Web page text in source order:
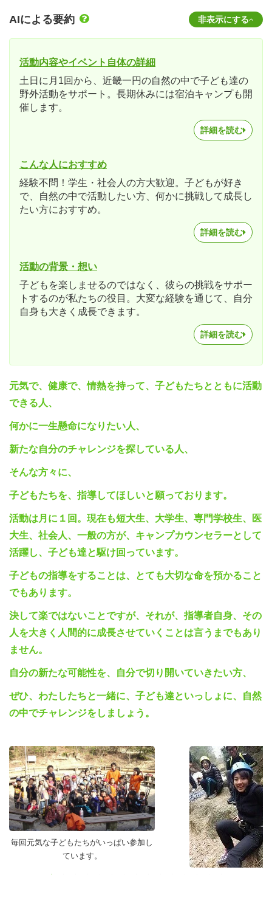
AIによる要約 非表示にする
活動内容やイベント自体の詳細
土日に月1回から、近畿一円の自然の中で子ども達の
野外活動をサポート。長期休みには宿泊キャンプも開
催します。
詳細を読む
こんな人におすすめ
経験不問！学生・社会人の方大歓迎。子どもが好き
で、自然の中で活動したい方、何かに挑戦して成長し
たい方におすすめ。
詳細を読む
活動の背景・想い
子どもを楽しませるのではなく、彼らの挑戦をサポー
トするのが私たちの役目。大変な経験を通じて、自分
自身も大きく成長できます。
詳細を読む
元気で、健康で、情熱を持って、子どもたちとともに活動
できる人、
何かに一生懸命になりたい人、
新たな自分のチャレンジを探している人、
そんな方々に、
子どもたちを、指導してほしいと願っております。
活動は月に１回。現在も短大生、大学生、専門学校生、医
大生、社会人、一般の方が、キャンプカウンセラーとして
活躍し、子ども達と駆け回っています。
子どもの指導をすることは、とても大切な命を預かること
でもあります。
決して楽ではないことですが、それが、指導者自身、その
人を大きく人間的に成長させていくことは言うまでもあり
ません。
自分の新たな可能性を、自分で切り開いていきたい方、
ぜひ、わたしたちと一緒に、子ども達といっしょに、自然
の中でチャレンジをしましょう。
毎回元気な子どもたちがいっぱい参加し
ています。